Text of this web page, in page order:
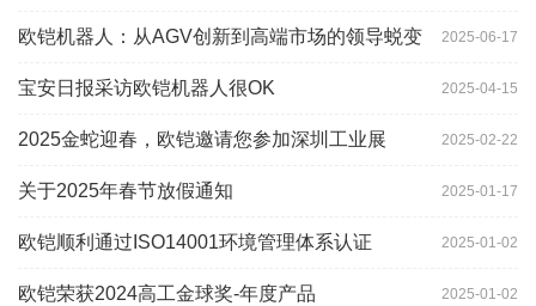
2025-06-17
欧铠机器人：从AGV创新到高端市场的领导蜕变
2025-04-15
宝安日报采访欧铠机器人很OK
2025-02-22
2025金蛇迎春，欧铠邀请您参加深圳工业展
2025-01-17
关于2025年春节放假通知
2025-01-02
欧铠顺利通过ISO14001环境管理体系认证
2025-01-02
欧铠荣获2024高工金球奖-年度产品